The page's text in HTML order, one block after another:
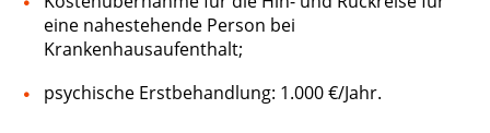
eine nahestehende Person bei
Krankenhausaufenthalt;
psychische Erstbehandlung: 1.000 €/Jahr.